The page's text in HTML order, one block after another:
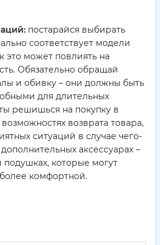
постарайся выбирать
соответствует модели
это может повлиять на
Обязательно обращай
и обивку – они должны быть
для длительных
решишься на покупку в
возврата товара,
ситуаций в случае чего-
аксессуарах –
которые могут
комфортной.